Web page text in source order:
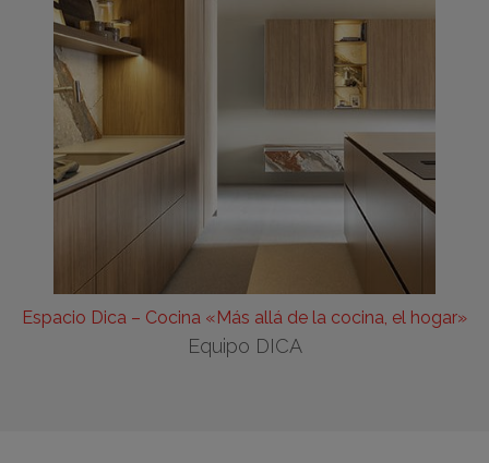
Espacio Dica – Cocina «Más allá de la cocina, el hogar»
Equipo DICA